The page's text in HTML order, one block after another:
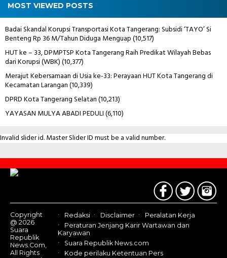
MOST VIEWED POSTS
Badai Skandal Korupsi Transportasi Kota Tangerang: Subsidi ‘TAYO’ Si
Benteng Rp 36 M/Tahun Diduga Menguap(10,517)
HUT ke – 33, DPMPTSP Kota Tangerang Raih Predikat Wilayah Bebas
dari Korupsi (WBK)(10,377)
Merajut Kebersamaan di Usia ke-33: Perayaan HUT Kota Tangerang di
Kecamatan Larangan(10,339)
DPRD Kota Tangerang Selatan(10,213)
YAYASAN MULYA ABADI PEDULI(6,110)
Invalid slider id. Master Slider ID must be a valid number.
Contact
Us
Copyright
@ 2026
Suara
Republik
News.Com,
All Rights
Redaksi Disclaimer
Peralatan Kerja
Peraturan Jenjang Karir Wartawan dan
Karyawan
Suara Republik News.com
Kode perilaku Ketentuan Pers